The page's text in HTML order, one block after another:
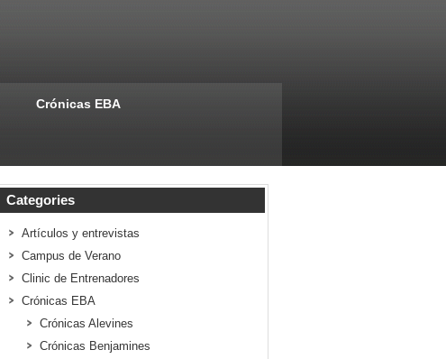
Crónicas EBA
Categories
Artículos y entrevistas
Campus de Verano
Clinic de Entrenadores
Crónicas EBA
Crónicas Alevines
Crónicas Benjamines